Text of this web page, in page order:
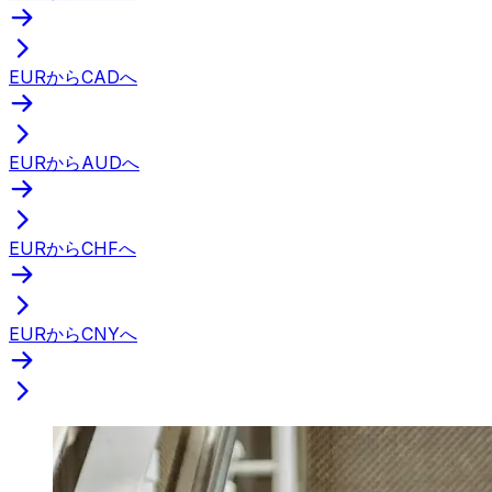
EURからCADへ
EURからAUDへ
EURからCHFへ
EURからCNYへ